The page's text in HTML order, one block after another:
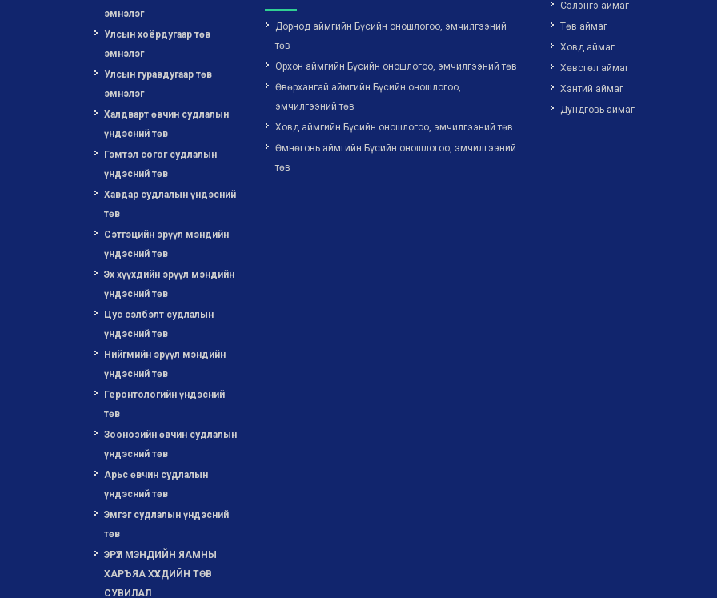
эмнэлэг
Улсын хоёрдугаар төв
эмнэлэг
Улсын гуравдугаар төв
эмнэлэг
Халдварт өвчин судлалын
үндэсний төв
Гэмтэл согог судлалын
үндэсний төв
Хавдар судлалын үндэсний
төв
Сэтгэцийн эрүүл мэндийн
үндэсний төв
Эх хүүхдийн эрүүл мэндийн
үндэсний төв
Цус сэлбэлт судлалын
үндэсний төв
Нийгмийн эрүүл мэндийн
үндэсний төв
Геронтологийн үндэсний
төв
Зоонозийн өвчин судлалын
үндэсний төв
Арьс өвчин судлалын
үндэсний төв
Эмгэг судлалын үндэсний
төв
ЭРҮҮЛ МЭНДИЙН ЯАМНЫ
ХАРЪЯА ХҮҮХДИЙН ТӨВ
СУВИЛАЛ
Дорнод аймгийн Бүсийн оношлогоо, эмчилгээний
төв
Орхон аймгийн Бүсийн оношлогоо, эмчилгээний төв
Өвөрхангай аймгийн Бүсийн оношлогоо,
эмчилгээний төв
Ховд аймгийн Бүсийн оношлогоо, эмчилгээний төв
Өмнөговь аймгийн Бүсийн оношлогоо, эмчилгээний
төв
Сэлэнгэ аймаг
Төв аймаг
Ховд аймаг
Хөвсгөл аймаг
Хэнтий аймаг
Дундговь аймаг